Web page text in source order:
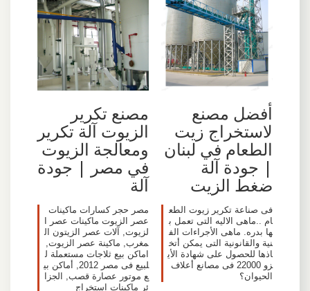
أفضل مصنع
لاستخراج زيت
الطعام في لبنان
| جودة آلة
ضغط الزيت
فى صناعة تكرير زيوت الطع
ام ..ماهى الاليه التى تعمل ب
ها بدره. ماهى الأجراءات الف
نية والقانونية التى يمكن أتخ
اذها للحصول على شهادة الأي
زو 22000 فى مصانع أعلاف
الحيوان؟
مصنع تكرير
الزيوت آلة تكرير
ومعالجة الزيوت
في مصر | جودة
آلة
مصر حجر كسارات ماكينات
عصر الزيوت ماكينات عصر ا
لزيوت, آلات عصر الزيتون ال
مغرب, ماكينة عصر الزيوت,
اماكن بيع ثلاجات مستعملة ل
لبيع فى مصر 2012, أماكن بي
ع موتور عصارة قصب, الجزا
ئر ماكينات استخراج